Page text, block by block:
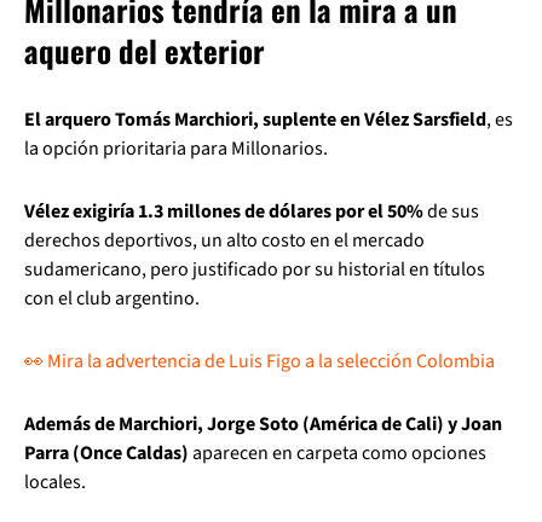
Millonarios tendría en la mira a un
aquero del exterior
El arquero Tomás Marchiori, suplente en Vélez Sarsfield, es
la opción prioritaria para Millonarios.
Vélez exigiría 1.3 millones de dólares por el 50%de sus
derechos deportivos, un alto costo en el mercado
sudamericano, pero justificado por su historial en títulos
con el club argentino.
👀 Mira la advertencia de Luis Figo a la selección Colombia
Además de Marchiori, Jorge Soto (América de Cali) y Joan
Parra (Once Caldas)aparecen en carpeta como opciones
locales.